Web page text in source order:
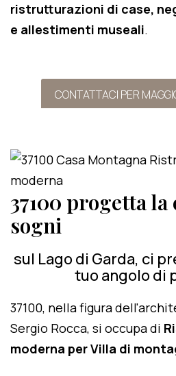
ristrutturazioni di case,
e allestimenti museali.
CONTATTACI PER
37100 progetta
sogni
sul Lago di Garda, ci
tuo angolo di
37100, nella figura
Sergio Rocca, si occupa di
moderna per Villa di